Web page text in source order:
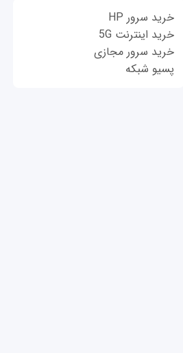
خرید سرور HP
خرید اینترنت 5G
خرید سرور مجازی
پسیو شبکه